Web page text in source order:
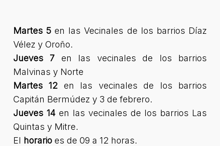
Martes 5 en las Vecinales de los barrios Díaz
Vélez y Oroño.
Jueves 7 en las vecinales de los barrios
Malvinas y Norte
Martes 12 en las vecinales de los barrios
Capitán Bermúdez y 3 de febrero.
Jueves 14 en las vecinales de los barrios Las
Quintas y Mitre.
El horario es de 09 a 12 horas.